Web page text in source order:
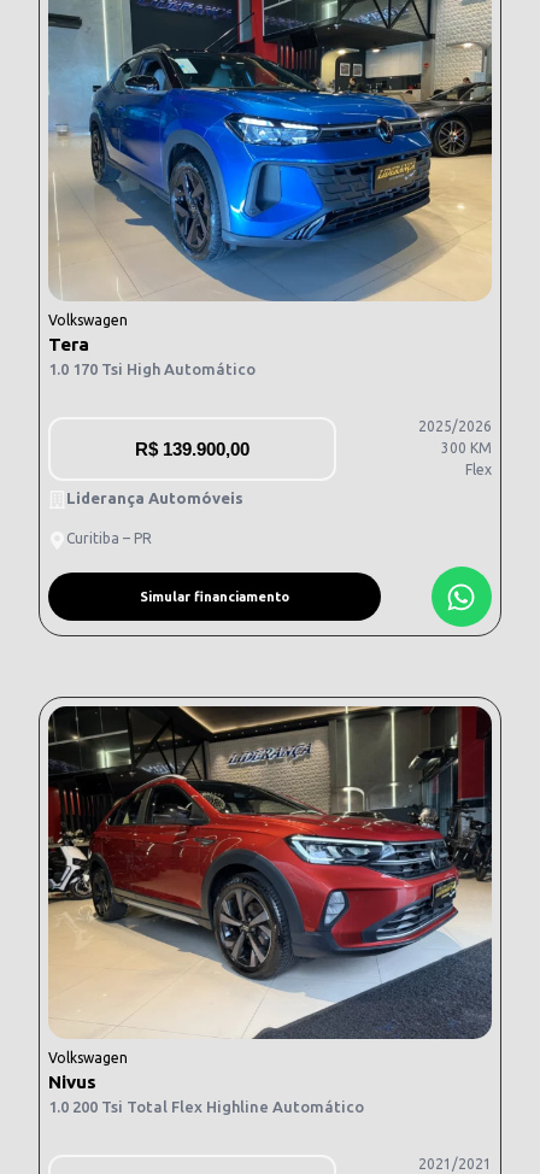
Volkswagen
Tera
1.0 170 Tsi High Automático
R$ 139.900,00
2025/2026
300 KM
Flex
Liderança Automóveis
Curitiba – PR
Simular financiamento
Volkswagen
Nivus
1.0 200 Tsi Total Flex Highline Automático
2021/2021